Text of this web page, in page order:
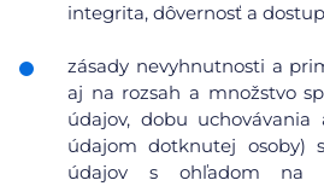
integrita, dôvernosť a
zásady nevyhnutnosti a
aj na rozsah a množstvo
údajov, dobu
údajom dotknutej osoby)
údajov s ohľadom na